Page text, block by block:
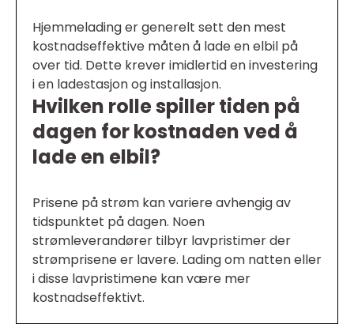
Hjemmelading er generelt sett den mest
kostnadseffektive måten å lade en elbil på
over tid. Dette krever imidlertid en investering
i en ladestasjon og installasjon.
Hvilken rolle spiller tiden på
dagen for kostnaden ved å
lade en elbil?
Prisene på strøm kan variere avhengig av
tidspunktet på dagen. Noen
strømleverandører tilbyr lavpristimer der
strømprisene er lavere. Lading om natten eller
i disse lavpristimene kan være mer
kostnadseffektivt.